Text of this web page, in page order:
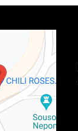
Volbami
externí